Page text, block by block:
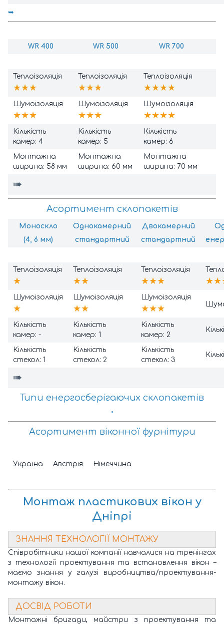
➥
WR 400 WR 500 WR 700
Теплоізоляція
★★★
Теплоізоляція
★★★
Теплоізоляція
★★★★
Шумоізоляція
★★★
Шумоізоляція
★★★
Шумоізоляція
★★★★
Кількість
камер: 4
Кількість
камер: 5
Кількість
камер: 6
Монтажна
ширина: 58 мм
Монтажна
ширина: 60 мм
Монтажна
ширина: 70 мм
➠
Асортимент склопакетів
Моноскло
(4, 6 мм)
Однокамерний
стандартний
Двокамерний
стандартний
Теплоізоляція
★
Теплоізоляція
★★
Теплоізоляція
★★★
Шумоізоляція
★
Шумоізоляція
★★
Шумоізоляція
★★★
Кількість
камер: -
Кількість
камер: 1
Кількість
камер: 2
Кількість
стекол: 1
Кількість
стекол: 2
Кількість
стекол: 3
➠
Типи енергосберігаючих склопакетів
•
Асортимент віконної фурнітури
Україна Австрія Німеччина
Монтаж пластикових вікон у
Дніпрі
ЗНАННЯ ТЕХНОЛОГІЇ МОНТАЖУ
Співробітники нашої компанії навчалися на тренінгах
з технології проектування та встановлення вікон –
маємо знання у галузі виробництва/проектування-
монтажу вікон.
ДОСВІД РОБОТИ
Монтажні бригади, майстри з проектування та